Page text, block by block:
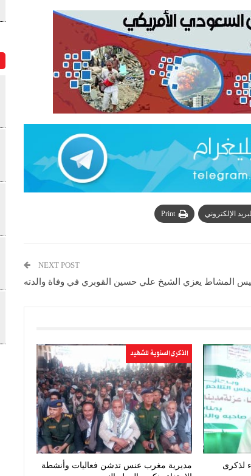
الإلكتروني Print
NEXT POST
المشاط يعزي الشيخ علي حسين القوبري في وفاة والدته
لذكرى
الذكرى السنوية للشهيد
مديرية مغرب عنس تدشن فعاليات وأنشطة